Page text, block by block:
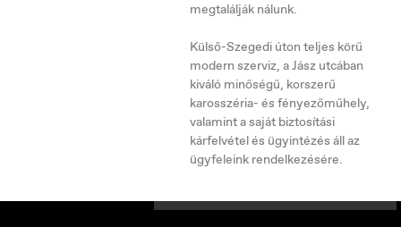
megtalálják nálunk.
Külső-Szegedi úton teljes körű
modern szerviz, a Jász utcában
kiváló minőségű, korszerű
karosszéria- és fényezőműhely,
valamint a saját biztosítási
kárfelvétel és ügyintézés áll az
ügyfeleink rendelkezésére.